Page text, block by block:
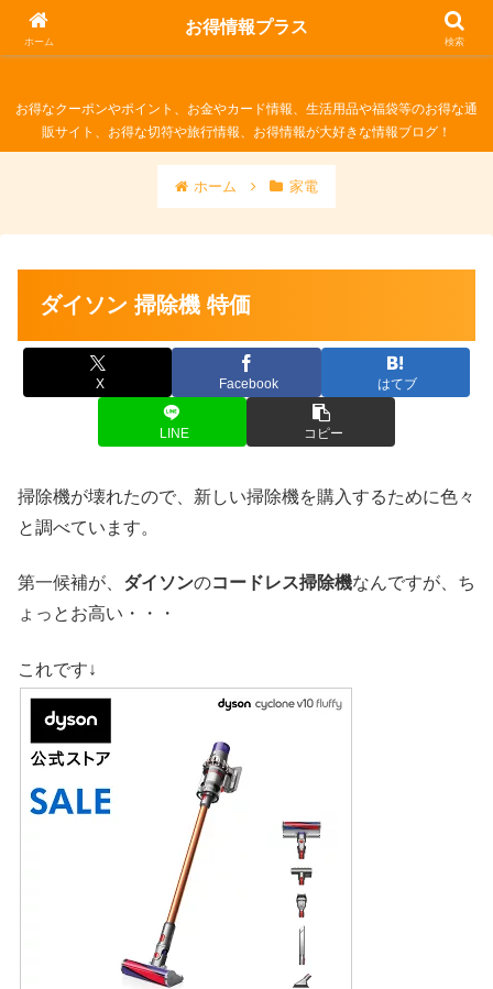
お得情報プラス
お得なクーポンやポイント、お金やカード情報、生活用品や福袋等のお得な通
販サイト、お得な切符や旅行情報、お得情報が大好きな情報ブログ！
ホーム 家電
ダイソン 掃除機 特価
X Facebook はてブ
LINE コピー
掃除機が壊れたので、新しい掃除機を購入するために色々
と調べています。
第一候補が、 ダイソンのコードレス掃除機なんですが、ち
ょっとお高い・・・
これです↓
ホーム
お得情報プラス
検索